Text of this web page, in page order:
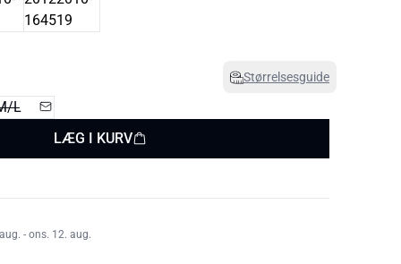
Størrelsesguide
L
LÆG I KURV
- ons. 12. aug.